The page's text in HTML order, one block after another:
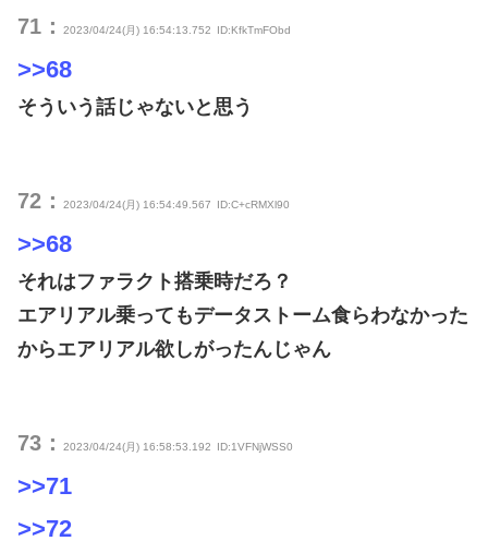
71： 2023/04/24(月) 16:54:13.752 ID:KfkTmFObd
>>68
そういう話じゃないと思う
72： 2023/04/24(月) 16:54:49.567 ID:C+cRMXl90
>>68
それはファラクト搭乗時だろ？
エアリアル乗ってもデータストーム食らわなかった
からエアリアル欲しがったんじゃん
73： 2023/04/24(月) 16:58:53.192 ID:1VFNjWSS0
>>71
>>72